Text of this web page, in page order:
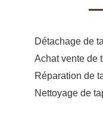
Détachage de
Achat vente de
Réparation de
Nettoyage de